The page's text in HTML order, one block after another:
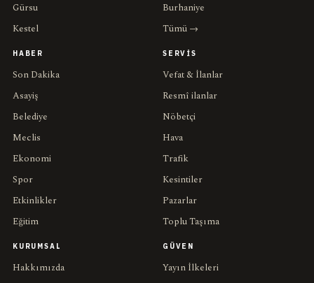
Gürsu
Kestel
Burhaniye
Tümü →
HABER
Son Dakika
Asayiş
Belediye
Meclis
Ekonomi
Spor
Etkinlikler
Eğitim
SERVIS
Vefat & İlanlar
Resmî ilanlar
Nöbetçi
Hava
Trafik
Kesintiler
Pazarlar
Toplu Taşıma
KURUMSAL
Hakkımızda
GÜVEN
Yayın İlkeleri